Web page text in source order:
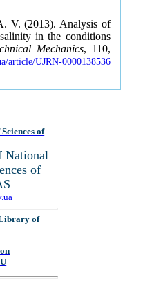
V. (2013). Analysis of
in the conditions
Mechanics, 110,
article/UJRN-0000138536
of
National
of
of